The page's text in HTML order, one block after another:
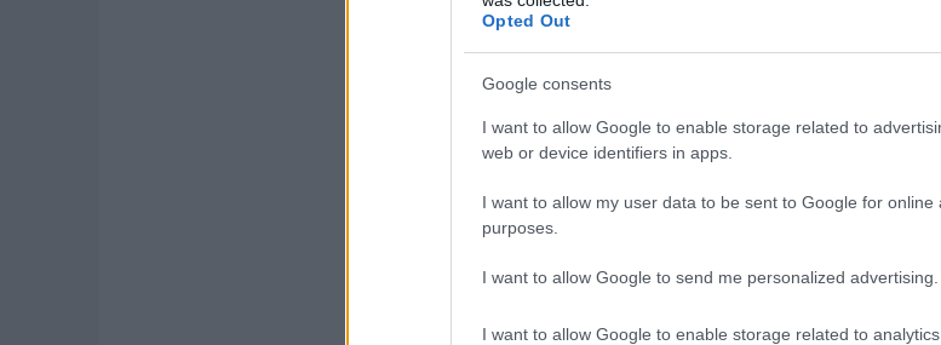
Opted Out
Google consents
I want to allow Google to enable storage related to
web or device identifiers in apps.
I want to allow my user data to be sent to Google for online
purposes.
I want to allow Google to send me personalized advertising.
I want to allow Google to enable storage related to
sebességmérőt is be kellett kapcsolni.